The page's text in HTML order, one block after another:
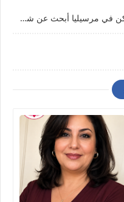
أنا اسمي سلمى، عمري 38 سنة نسكن في مرسيليا أبحث عن شريك الحياة زواج حلال في فرنسا